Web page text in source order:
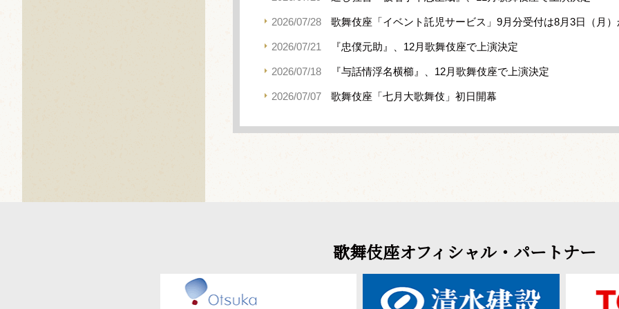
2026/07/28 歌舞伎座「イベント託児サービス」9月分受付は8月3日（月
2026/07/21 『忠僕元助』、12月歌舞伎座で上演決定
2026/07/18 『与話情浮名横櫛』、12月歌舞伎座で上演決定
2026/07/07 歌舞伎座「七月大歌舞伎」初日開幕
歌舞伎座オフィシャル・パートナー